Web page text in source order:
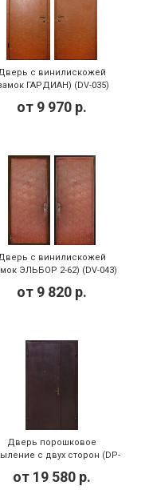
с винилискожей
ГАРДИАН) (DV-035)
от 9 970 р.
с винилискожей
ЭЛЬБОР 2-62) (DV-043)
от 9 820 р.
Дверь порошковое
с двух сторон (DP-
от 19 580 р.